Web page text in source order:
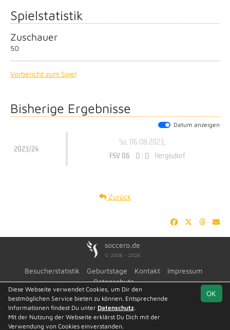
Team Kreisoberliga
Spielstatistik
Zuschauer
50
Vorbericht zum Spiel
Bisherige Ergebnisse
Datum anzeigen
2023/24
So, 06.08.2023,
FSV 06 0 : 0 Hergisdorf
Zurück
soccero.de
© 2006 - 2026
Besucherstatistik Geburtstage Kontakt
Impressum
Datenschutz
OK
Diese Webseite verwendet Cookies, um Dir den
bestmöglichen Service bieten zu können. Entsprechende
Informationen findest Du unter Datenschutz.
Mit der Nutzung der Webseite erklärst Du Dich mit der
Verwendung von Cookies einverstanden.